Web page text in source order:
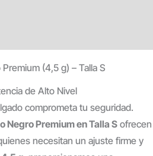
(4,5 g) – Talla S
de Alto Nivel
comprometa tu seguridad.
Negro Premium en Talla S ofrecen
necesitan un ajuste firme y